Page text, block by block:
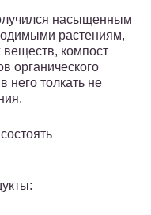
насыщенным
растениям,
компост
органического
него толкать не